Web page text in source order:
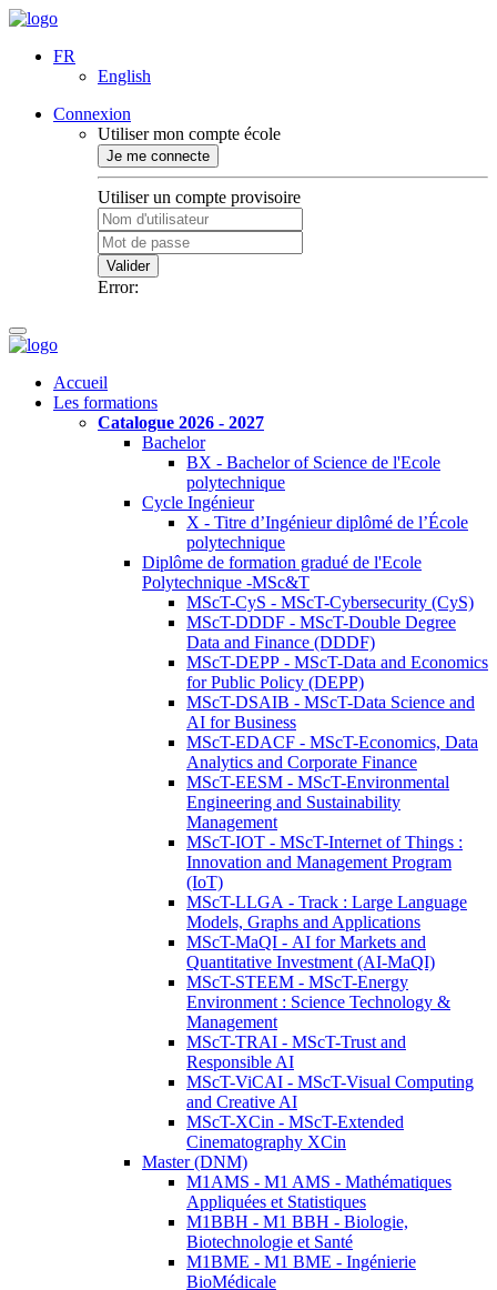
FR
English
Connexion
Utiliser mon compte école
Je me connecte
Utiliser un compte provisoire
Valider
Error:
Accueil
Les formations
Catalogue 2026 - 2027
Bachelor
BX - Bachelor of Science de l'Ecole
polytechnique
Cycle Ingénieur
X - Titre d’Ingénieur diplômé de l’École
polytechnique
Diplôme de formation gradué de l'Ecole
Polytechnique -MSc&T
MScT-CyS - MScT-Cybersecurity (CyS)
MScT-DDDF - MScT-Double Degree
Data and Finance (DDDF)
MScT-DEPP - MScT-Data and Economics
for Public Policy (DEPP)
MScT-DSAIB - MScT-Data Science and
AI for Business
MScT-EDACF - MScT-Economics, Data
Analytics and Corporate Finance
MScT-EESM - MScT-Environmental
Engineering and Sustainability
Management
MScT-IOT - MScT-Internet of Things :
Innovation and Management Program
(IoT)
MScT-LLGA - Track : Large Language
Models, Graphs and Applications
MScT-MaQI - AI for Markets and
Quantitative Investment (AI-MaQI)
MScT-STEEM - MScT-Energy
Environment : Science Technology &
Management
MScT-TRAI - MScT-Trust and
Responsible AI
MScT-ViCAI - MScT-Visual Computing
and Creative AI
MScT-XCin - MScT-Extended
Cinematography XCin
Master (DNM)
M1AMS - M1 AMS - Mathématiques
Appliquées et Statistiques
M1BBH - M1 BBH - Biologie,
Biotechnologie et Santé
M1BME - M1 BME - Ingénierie
BioMédicale